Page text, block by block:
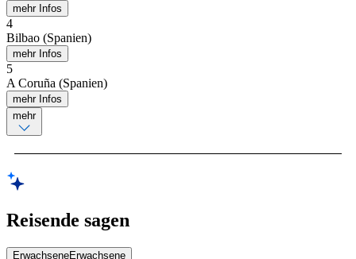
mehr Infos
4
Bilbao (Spanien)
mehr Infos
5
A Coruña (Spanien)
mehr Infos
mehr
Reisende sagen
ErwachseneErwachsene